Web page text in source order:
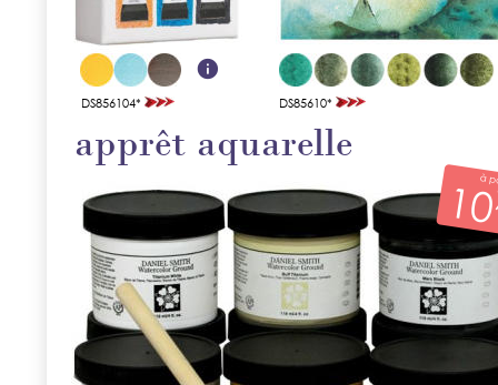
apprêt aquarelle
DS856104* DS85610*